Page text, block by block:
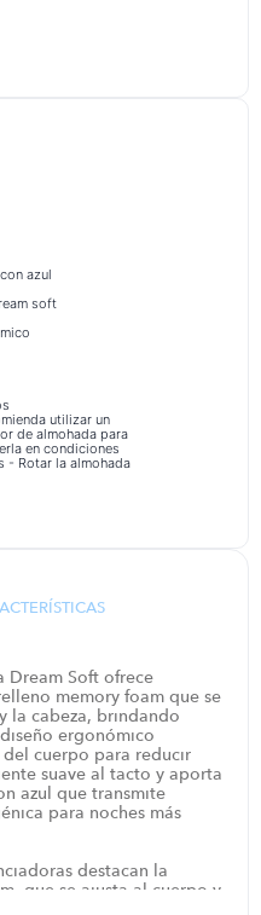
azul
soft
utilizar un
de almohada para
en condiciones
- Rotar la almohada
Dream Soft ofrece
memory foam que se
la cabeza, brindando
ergonómico
cuerpo para reducir
suave al tacto y aporta
azul que transmite
para noches más
destacan la
que se ajusta al cuerpo y